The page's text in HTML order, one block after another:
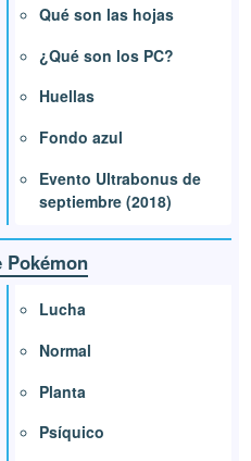
Qué son las hojas
¿Qué son los PC?
Huellas
Fondo azul
Evento Ultrabonus de
septiembre (2018)
Pokémon
Lucha
Normal
Planta
Psíquico